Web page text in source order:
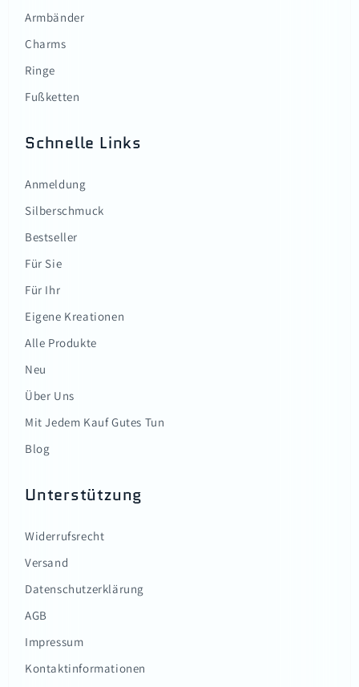
Armbänder
Charms
Ringe
Fußketten
Schnelle Links
Anmeldung
Silberschmuck
Bestseller
Für Sie
Für Ihr
Eigene Kreationen
Alle Produkte
Neu
Über Uns
Mit Jedem Kauf Gutes Tun
Blog
Unterstützung
Widerrufsrecht
Versand
Datenschutzerklärung
AGB
Impressum
Kontaktinformationen